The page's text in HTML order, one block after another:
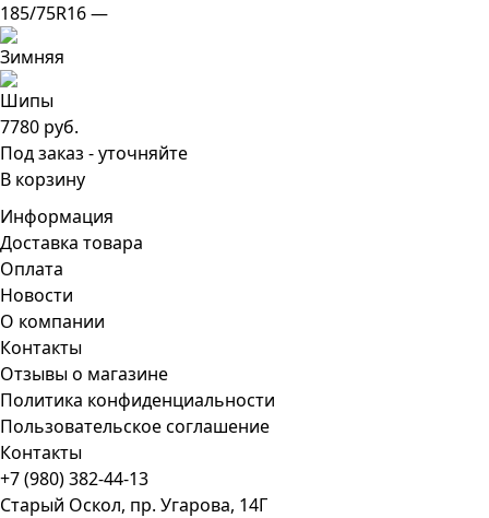
185/75R16 —
7780 руб.
Под заказ - уточняйте
В корзину
Информация
Доставка товара
Оплата
Новости
О компании
Контакты
Отзывы о магазине
Политика конфиденциальности
Пользовательское соглашение
Контакты
+7 (980) 382-44-13
Старый Оскол, пр. Угарова, 14Г